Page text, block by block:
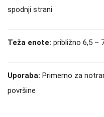
spodnji strani
Teža enote: približno 6,5 –
Uporaba: Primerno za
površine